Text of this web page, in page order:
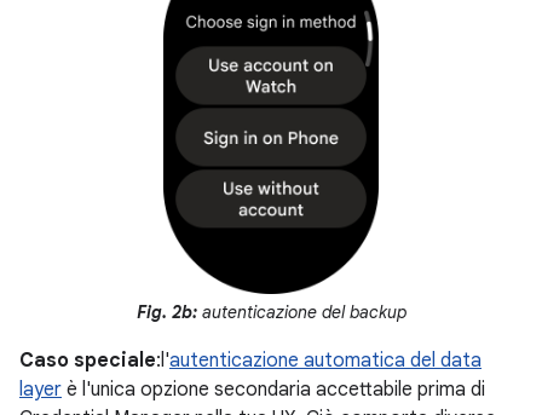
Fig. 2b: autenticazione del backup
Caso speciale:l'autenticazione automatica del data
layer è l'unica opzione secondaria accettabile prima di